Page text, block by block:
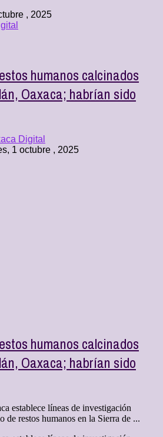
, 2025
humanos calcinados
Oaxaca; habrían sido
Digital
1 octubre , 2025
humanos calcinados
Oaxaca; habrían sido
establece líneas de investigación
de restos humanos en la Sierra de ...